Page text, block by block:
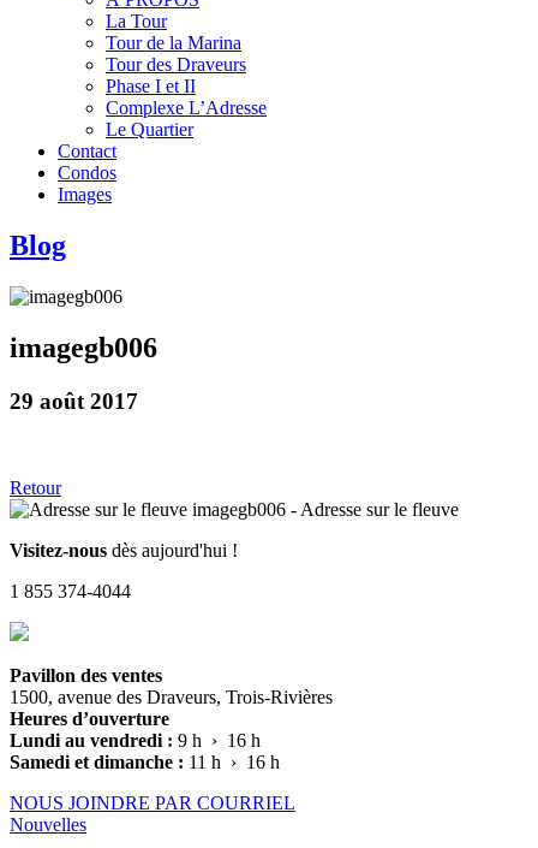
La Tour
Tour de la Marina
Tour des Draveurs
Phase I et II
Complexe L’Adresse
Le Quartier
Contact
Condos
Images
Blog
imagegb006
29 août 2017
Retour
Visitez-nous dès aujourd'hui !
1 855 374-4044
Pavillon des ventes
1500, avenue des Draveurs, Trois-Rivières
Heures d’ouverture
Lundi au vendredi : 9 h › 16 h
Samedi et dimanche : 11 h › 16 h
NOUS JOINDRE PAR COURRIEL
Nouvelles